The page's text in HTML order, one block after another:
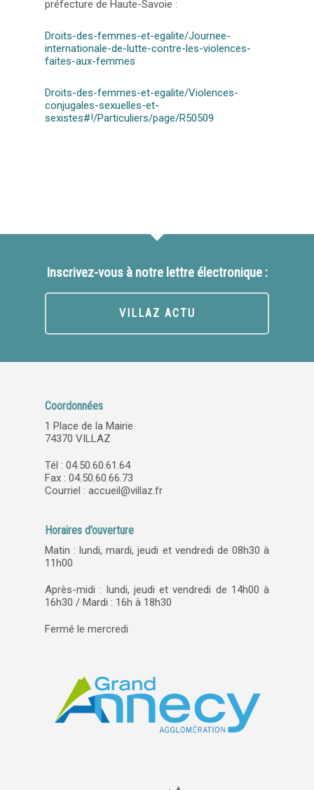
préfecture de Haute-Savoie :
Droits-des-femmes-et-egalite/Journee-
internationale-de-lutte-contre-les-violences-
faites-aux-femmes
Droits-des-femmes-et-egalite/Violences-
conjugales-sexuelles-et-
sexistes#!/Particuliers/page/R50509
Inscrivez-vous à notre lettre électronique :
VILLAZ ACTU
Coordonnées
1 Place de la Mairie
74370 VILLAZ
Tél : 04.50.60.61.64
Fax : 04.50.60.66.73
Courriel : accueil@villaz.fr
Horaires d’ouverture
Matin : lundi, mardi, jeudi et vendredi de 08h30 à
11h00
Après-midi : lundi, jeudi et vendredi de 14h00 à
16h30 / Mardi : 16h à 18h30
Fermé le mercredi